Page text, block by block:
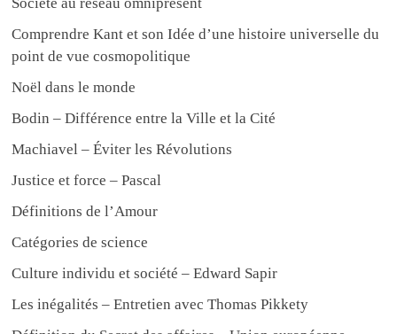
Société au réseau omniprésent
Comprendre Kant et son Idée d’une histoire universelle du
point de vue cosmopolitique
Noël dans le monde
Bodin – Différence entre la Ville et la Cité
Machiavel – Éviter les Révolutions
Justice et force – Pascal
Définitions de l’Amour
Catégories de science
Culture individu et société – Edward Sapir
Les inégalités – Entretien avec Thomas Pikkety